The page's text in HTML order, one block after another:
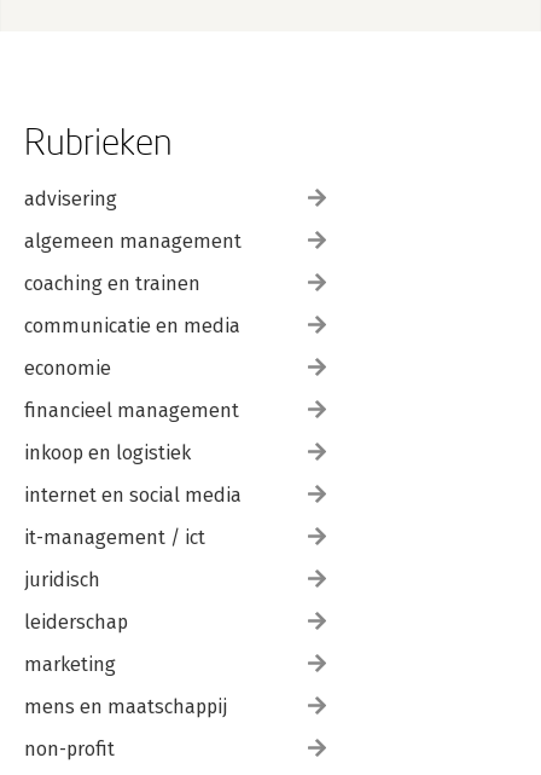
Rubrieken
advisering
algemeen management
coaching en trainen
communicatie en media
economie
financieel management
inkoop en logistiek
internet en social media
it-management / ict
juridisch
leiderschap
marketing
mens en maatschappij
non-profit